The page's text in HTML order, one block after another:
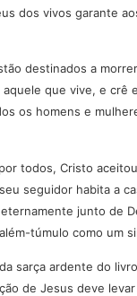
dos vivos garante
destinados a
que vive, e
os homens e
todos, Cristo
seguidor habita a
junto de
túmulo como um
ardente do
de Jesus deve